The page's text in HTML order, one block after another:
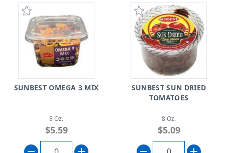
SUNBEST OMEGA 3 MIX
8 Oz.
$5.59
SUNBEST SUN DRIED
TOMATOES
8 Oz.
$5.09